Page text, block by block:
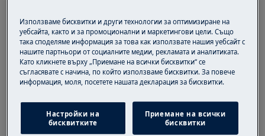
1. Отворете вратата.
Издърпайте филтъра нагоре.
Използваме бисквитки и други технологии за оптимизиране на
уебсайта, както и за промоционални и маркетингови цели. Също
така споделяме информация за това как използвате нашия уебсайт с
нашите партньори от социалните медии, рекламата и аналитиката.
Като кликнете върху „Приемане на всички бисквитки“ се
съгласявате с начина, по който използваме бисквитки. За повече
информация, моля, посетете нашата декларация за бисквитки.
Настройки на
бисквитките
Приемане на всички
бисквитки